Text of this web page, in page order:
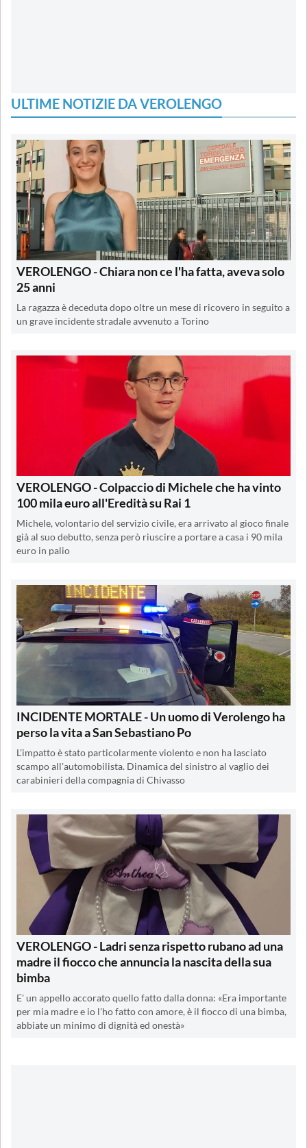
ULTIME NOTIZIE DA VEROLENGO
VEROLENGO - Chiara non ce l'ha fatta, aveva solo
25 anni
La ragazza è deceduta dopo oltre un mese di ricovero in seguito a
un grave incidente stradale avvenuto a Torino
VEROLENGO - Colpaccio di Michele che ha vinto
100 mila euro all'Eredità su Rai 1
Michele, volontario del servizio civile, era arrivato al gioco finale
già al suo debutto, senza però riuscire a portare a casa i 90 mila
euro in palio
INCIDENTE MORTALE - Un uomo di Verolengo ha
perso la vita a San Sebastiano Po
L’impatto è stato particolarmente violento e non ha lasciato
scampo all'automobilista. Dinamica del sinistro al vaglio dei
carabinieri della compagnia di Chivasso
VEROLENGO - Ladri senza rispetto rubano ad una
madre il fiocco che annuncia la nascita della sua
bimba
E' un appello accorato quello fatto dalla donna: «Era importante
per mia madre e io l'ho fatto con amore, è il fiocco di una bimba,
abbiate un minimo di dignità ed onestà»